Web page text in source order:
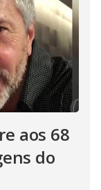
aos 68
do